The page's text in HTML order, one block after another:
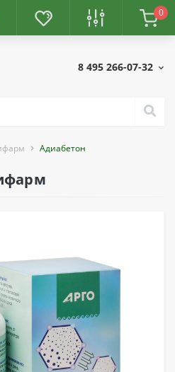
0
8 495 266-07-32
Адиабетон